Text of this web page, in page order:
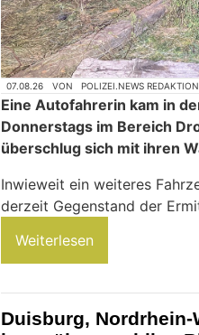
07.08.26 VON POLIZEI.NEWS REDAKTION
Eine Autofahrerin kam in
Donnerstags im Bereich
überschlug sich mit ihren
Inwieweit ein weiteres
derzeit Gegenstand der
Weiterlesen
Duisburg,